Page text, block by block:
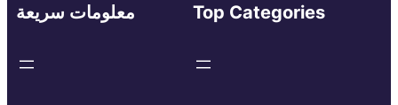
معلومات سريعة Top Categories